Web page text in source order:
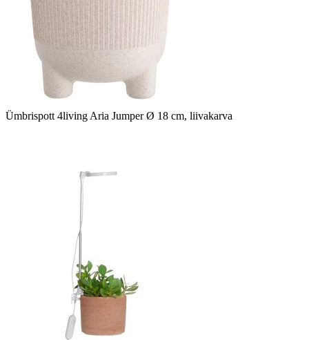
Ümbrispott 4living Aria Jumper Ø 18 cm, liivakarva